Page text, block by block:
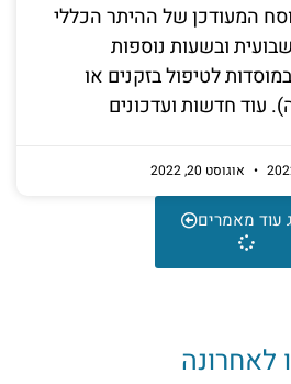
המעודכן של ההיתר הכללי
ובשעות נוספות
לטיפול בזקנים או
עוד חדשות ועדכונים
אוגוסט 20, 2022
עוד מאמרים
לאחרונה